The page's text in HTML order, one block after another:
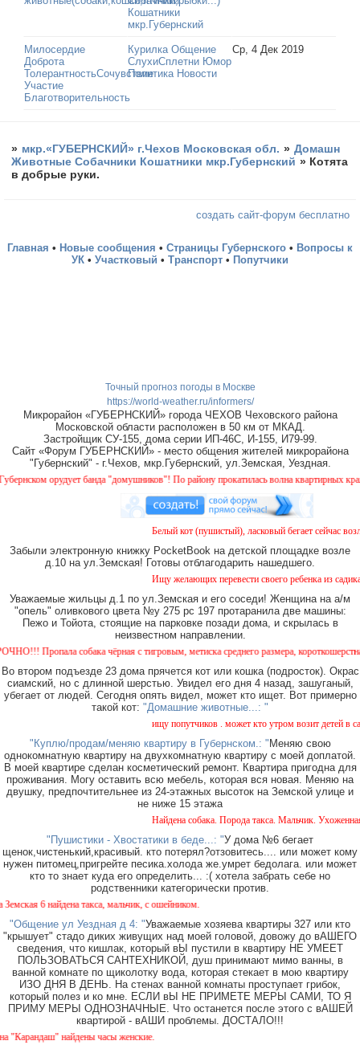
Кошатники
мкр.Губернский
Милосердие
Доброта
ТолерантностьСочувствие
Участие
Благотворительность
Курилка Общение
СлухиСплетни Юмор
Политика Новости
Ср, 4 Дек 2019
» мкр.«ГУБЕРНСКИЙ» г.Чехов Московская обл. » Домашн
Животные Собачники Кошатники мкр.Губернский » Котята
в добрые руки.
создать сайт-форум бесплатно
Главная • Новые сообщения • Страницы Губернского • Вопросы к
УК • Участковый • Транспорт • Попутчики
Точный прогноз погоды в Москве
https://world-weather.ru/informers/
Микрорайон «ГУБЕРНСКИЙ» города ЧЕХОВ Чеховского района
Московской области расположен в 50 км от МКАД.
Застройщик СУ-155, дома серии ИП-46С, И-155, И79-99.
Сайт «Форум ГУБЕРНСКИЙ» - место общения жителей микрорайона
"Губернский" - г.Чехов, мкр.Губернский, ул.Земская, Уездная.
орудует банда "домушников"! По району прокатилась волна квартирных краж,
Белый кот (пушистый), ласковый бегает сейчас
Забыли электронную книжку PocketBook на детской площадке возле
д.10 на ул.Земская! Готовы отблагодарить нашедшего.
Ищу желающих перевести своего ребенка из
Уважаемые жильцы д.1 по ул.Земская и его соседи! Женщина на а/м
"опель" оливкового цвета №у 275 рс 197 протаранила две машины:
Пежо и Тойота, стоящие на парковке позади дома, и скрылась в
неизвестном направлении.
Пропала собака чёрная с тигровым, метиска среднего размера, короткошерстная.
Во втором подъезде 23 дома прячется кот или кошка (подросток). Окрас
сиамский, но с длинной шерстью. Увидел его дня 4 назад, зашуганый,
убегает от людей. Сегодня опять видел, может кто ищет. Вот примерно
такой кот: "Домашние животные...: "
ищу попутчиков . может кто утром возит детей в
"Куплю/продам/меняю квартиру в Губернском.: " Меняю свою
однокомнатную квартиру на двухкомнатную квартиру с моей доплатой.
В моей квартире сделан косметический ремонт. Квартира пригодна для
проживания. Могу оставить всю мебель, которая вся новая. Меняю на
двушку, предпочтительнее из 24-этажных высоток на Земской улице и
не ниже 15 этажа
Найдена собака. Порода такса. Мальчик.
"Пушистики - Хвостатики в беде...: "У дома №6 бегает
щенок,чистенький,красивый. кто потерял?отзовитесь.... или может кому
нужен питомец,пригрейте песика.холода же.умрет бедолага. или может
кто то знает куда его определить... :( хотела забрать себе но
родственники категорически против.
6 найдена такса, мальчик, с ошейником.
"Общение ул Уездная д 4: "Уважаемые хозяева квартиры 327 или кто
"крышует" стадо диких живущих над моей головой, довожу до вАШЕГО
сведения, что кишлак, который вЫ пустили в квартиру НЕ УМЕЕТ
ПОЛЬЗОВАТЬСЯ САНТЕХНИКОЙ, душ принимают мимо ванны, в
ванной комнате по щиколотку вода, которая стекает в мою квартиру
ИЗО ДНЯ В ДЕНЬ. На стенах ванной комнаты проступает грибок,
который полез и ко мне. ЕСЛИ вЫ НЕ ПРИМЕТЕ МЕРЫ САМИ, ТО Я
ПРИМУ МЕРЫ ОДНОЗНАЧНЫЕ. Что останется после этого с вАШЕЙ
квартирой - вАШИ проблемы. ДОСТАЛО!!!
найдены часы женские.